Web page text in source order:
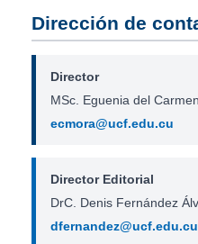
Dirección de
Director
MSc. Eguenia del
ecmora@ucf.edu.cu
Director Editorial
DrC. Denis Fernández
dfernandez@ucf.edu.cu